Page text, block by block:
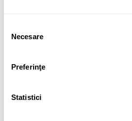
consimțământului
Necesare
Preferinţe
Statistici
Detalii ale produsului